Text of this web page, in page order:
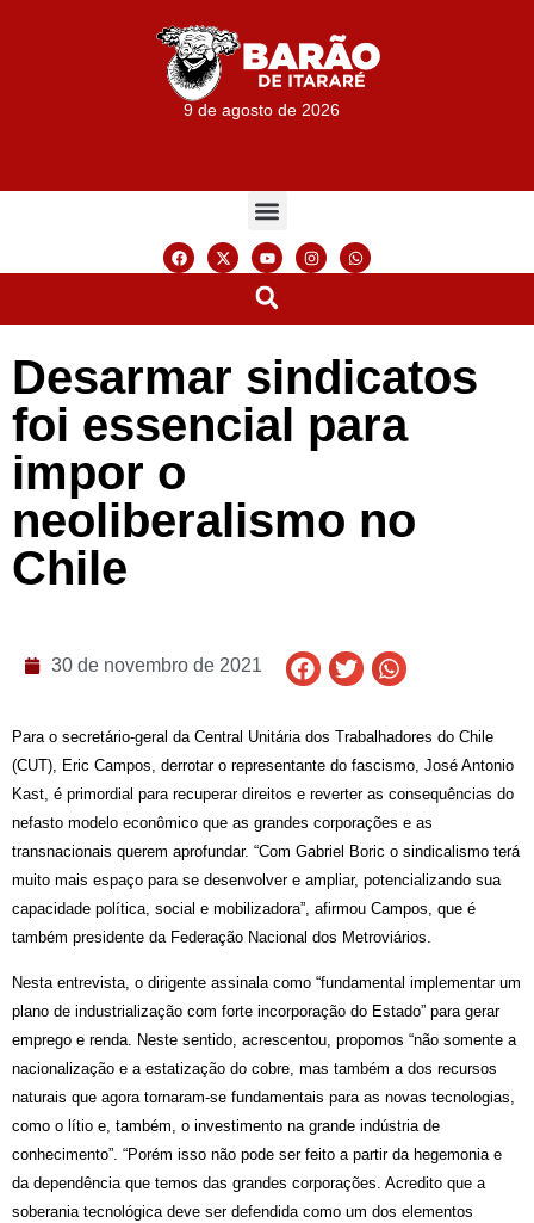
9 de agosto de 2026
Desarmar sindicatos
foi essencial para
impor o
neoliberalismo no
Chile
30 de novembro de 2021
Para o secretário-geral da Central Unitária dos Trabalhadores do Chile
(CUT), Eric Campos, derrotar o representante do fascismo, José Antonio
Kast, é primordial para recuperar direitos e reverter as consequências do
nefasto modelo econômico que as grandes corporações e as
transnacionais querem aprofundar. “Com Gabriel Boric o sindicalismo terá
muito mais espaço para se desenvolver e ampliar, potencializando sua
capacidade política, social e mobilizadora”, afirmou Campos, que é
também presidente da Federação Nacional dos Metroviários.
Nesta entrevista, o dirigente assinala como “fundamental implementar um
plano de industrialização com forte incorporação do Estado” para gerar
emprego e renda. Neste sentido, acrescentou, propomos “não somente a
nacionalização e a estatização do cobre, mas também a dos recursos
naturais que agora tornaram-se fundamentais para as novas tecnologias,
como o lítio e, também, o investimento na grande indústria de
conhecimento”. “Porém isso não pode ser feito a partir da hegemonia e
da dependência que temos das grandes corporações. Acredito que a
soberania tecnológica deve ser defendida como um dos elementos